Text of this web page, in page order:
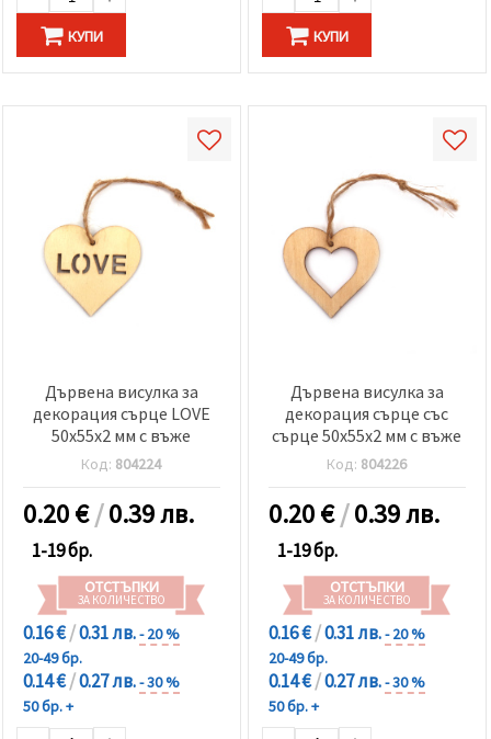
КУПИ КУПИ
Дървена висулка за
декорация сърце LOVE
50x55x2 мм с въже
Код: 804224
0.20€/0.39 лв.
1-19 бр.
ОТСТЪПКИ
ЗА КОЛИЧЕСТВО
0.16 €/0.31 лв.- 20 %
20-49 бр.
0.14 €/0.27 лв.- 30 %
50 бр. +
Дървена висулка за
декорация сърце със
сърце 50x55x2 мм с въже
Код: 804226
0.20€/0.39 лв.
1-19 бр.
ОТСТЪПКИ
ЗА КОЛИЧЕСТВО
0.16 €/0.31 лв.- 20 %
20-49 бр.
0.14 €/0.27 лв.- 30 %
50 бр. +